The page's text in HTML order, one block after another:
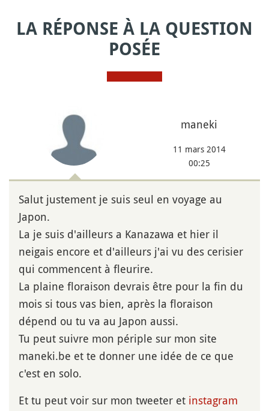
LA RÉPONSE À LA QUESTION
POSÉE
maneki
11 mars 2014
00:25
Salut justement je suis seul en voyage au
Japon.
La je suis d'ailleurs a Kanazawa et hier il
neigais encore et d'ailleurs j'ai vu des cerisier
qui commencent à fleurire.
La plaine floraison devrais être pour la fin du
mois si tous vas bien, après la floraison
dépend ou tu va au Japon aussi.
Tu peut suivre mon périple sur mon site
maneki.be et te donner une idée de ce que
c'est en solo.
Et tu peut voir sur mon tweeter et instagram